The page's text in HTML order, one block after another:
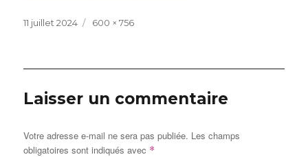
Publié
11 juillet 2024
Taille
600 × 756
Laisser un commentaire
Votre adresse e-mail ne sera pas publiée. Les champs
obligatoires sont indiqués avec *